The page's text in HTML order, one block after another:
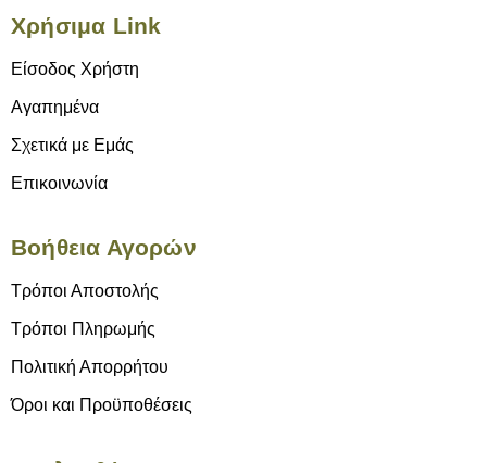
Χρήσιμα Link
Είσοδος Χρήστη
Αγαπημένα
Σχετικά με Εμάς
Επικοινωνία
Βοήθεια Αγορών
Τρόποι Αποστολής
Τρόποι Πληρωμής
Πολιτική Απορρήτου
Όροι και Προϋποθέσεις